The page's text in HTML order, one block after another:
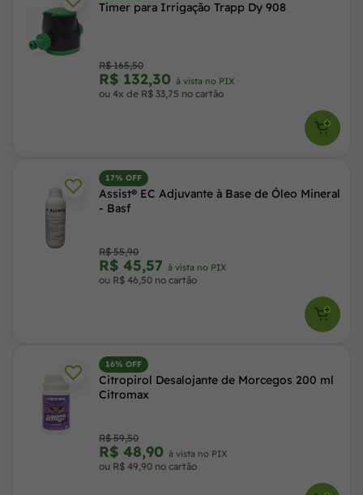
Timer para Irrigação Trapp Dy 908
R$ 165,50
R$ 132,30 à vista no PIX
ou 4x de R$ 33,75 no cartão
17% OFF
Assist® EC Adjuvante à Base de Óleo Mineral
- Basf
R$ 55,90
R$ 45,57 à vista no PIX
ou R$ 46,50 no cartão
16% OFF
Citropirol Desalojante de Morcegos 200 ml
Citromax
R$ 59,50
R$ 48,90 à vista no PIX
ou R$ 49,90 no cartão